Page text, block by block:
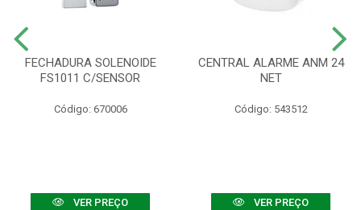
FECHADURA SOLENOIDE
FS1011 C/SENSOR
Código: 670006
VER PREÇO
CENTRAL ALARME ANM 24
NET
Código: 543512
VER PREÇO